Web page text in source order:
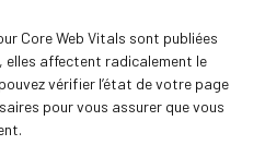
Core Web Vitals sont publiées
elles affectent radicalement le
vérifier l’état de votre page
pour vous assurer que vous